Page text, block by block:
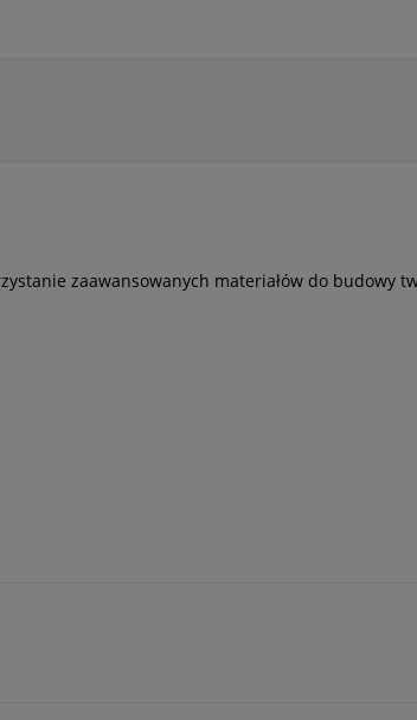
zaawansowanych materiałów do budowy